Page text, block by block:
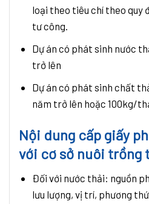
loại theo tiêu chí theo quy
tư công.
Dự án có phát sinh nước
trở lên
Dự án có phát sinh chất
năm trở lên hoặc 100kg/
Nội dung cấp giấy
với cơ sở nuôi trồng
Đối với nước thải: nguồn
lưu lượng, vị trí, phương